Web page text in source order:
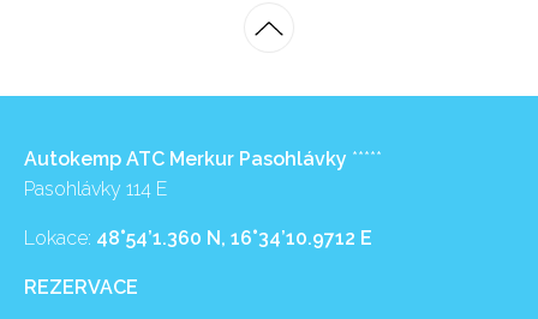
Autokemp ATC Merkur Pasohlávky *****
Pasohlávky 114 E
Lokace: 48°54’1.360 N, 16°34’10.9712 E
REZERVACE